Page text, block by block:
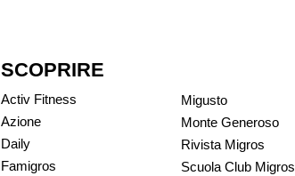
SCOPRIRE
Activ Fitness
Azione
Daily
Famigros
Migusto
Monte Generoso
Rivista Migros
Scuola Club Migros